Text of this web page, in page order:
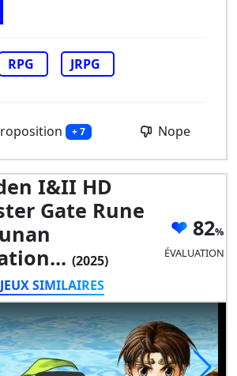
RPG JRPG
+ 7 Nope
I&II HD
Gate Rune
(2025)
SIMILAIRES
82
ÉVALUATION